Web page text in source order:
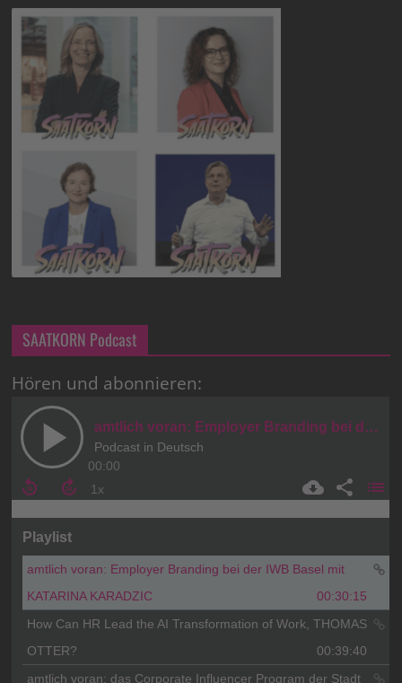
SAATKORN Podcast
Hören und abonnieren: